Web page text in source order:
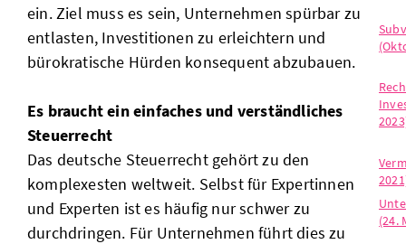
ein. Ziel muss es sein, Unternehmen spürbar zu
entlasten, Investitionen zu erleichtern und
bürokratische Hürden konsequent abzubauen.
Es braucht ein einfaches und verständliches
Steuerrecht
Das deutsche Steuerrecht gehört zu den
komplexesten weltweit. Selbst für Expertinnen
und Experten ist es häufig nur schwer zu
durchdringen. Für Unternehmen führt dies zu
(24.